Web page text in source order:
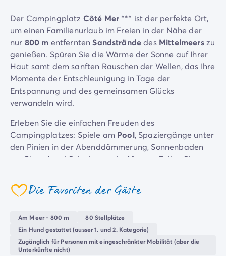
Campingplatz Adria
Campingplatz Atlantik
Campingplatz Baskenland
Campingplatz Camargue
Campingplatz Côte d'Azur
Campingplatz Dune du Pilat
Campingplatz Elba-Insel
Campingplatz Ile de Ré
Campingplatz Plitvicer
Campingplatz Südfrankreichs
Campingplatz Verdonschlucht
Vorteile & Tipps
Freunde werben
Mega Deals
Neue Campingplätze 2026
Unsere Unterkünfte
Der Campingplatz Côté Mer *** ist der perfekte Ort,
um einen Familienurlaub im Freien in der Nähe der
nur 800 m entferntenSandsträndedes Mittelmeerszu
genießen. Spüren Sie die Wärme der Sonne auf Ihrer
Haut samt dem sanften Rauschen der Wellen, das Ihre
Momente der Entschleunigung in Tage der
Entspannung und des gemeinsamen Glücks
verwandeln wird.
Erleben Sie die einfachen Freuden des
Campingplatzes: Spiele am Pool, Spaziergänge unter
den Pinien in der Abenddämmerung, Sonnenbaden
Strand und Schwimmen im Meer
… Teilen Sie
mit Ihren Kindern.
Tumults zu erholen und dabei gleichzeitig in der Nähe
derCôte d'Azurzu sein, um Cannes,
Nizzazu erkunden.
coeurDie Favoriten der Gäste
Am Meer - 800 m
80 Stellplätze
Ein Hund gestattet (ausser 1. und 2. Kategorie)
Zugänglich für Personen mit eingeschränkter Mobilität (aber die
Unterkünfte nicht)